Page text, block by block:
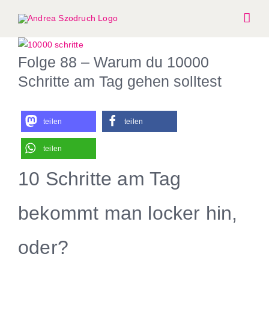
Inhalt
springen
Zeige
grösseres
Folge 88 – Warum du 10000
Schritte am Tag gehen solltest
teilen teilen
teilen
10 Schritte am Tag
bekommt man locker hin,
oder?